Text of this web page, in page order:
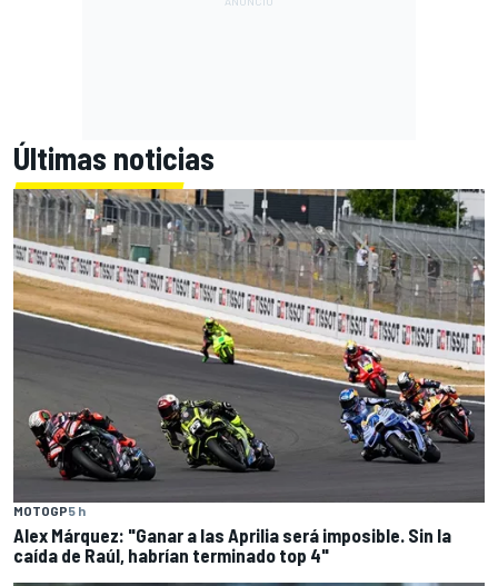
Últimas noticias
MOTOGP5 h
Alex Márquez: "Ganar a las Aprilia será imposible. Sin la
caída de Raúl, habrían terminado top 4"